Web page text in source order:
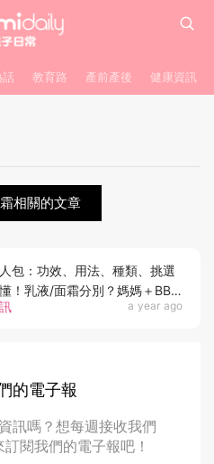
教育路 產前產後 健康資訊
相關的文章
a year ago
包：功效、用法、種類、挑選
！乳液/面霜分別？媽媽＋BB
星！
的電子報
訊嗎？想每週接收我們
閱我們的電子報吧！